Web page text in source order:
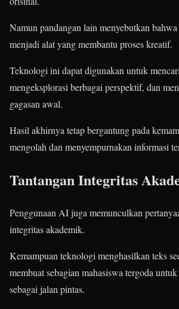
Namun pandangan lain menyebutkan
menjadi alat yang membantu proses kreatif.
Teknologi ini dapat digunakan untuk
mengeksplorasi berbagai perspektif, dan
gagasan awal.
Hasil akhirnya tetap bergantung pada
mengolah dan menyempurnakan informasi
Tantangan Integritas
Penggunaan AI juga memunculkan
integritas akademik.
Kemampuan teknologi menghasilkan teks
membuat sebagian mahasiswa tergoda
sebagai jalan pintas.